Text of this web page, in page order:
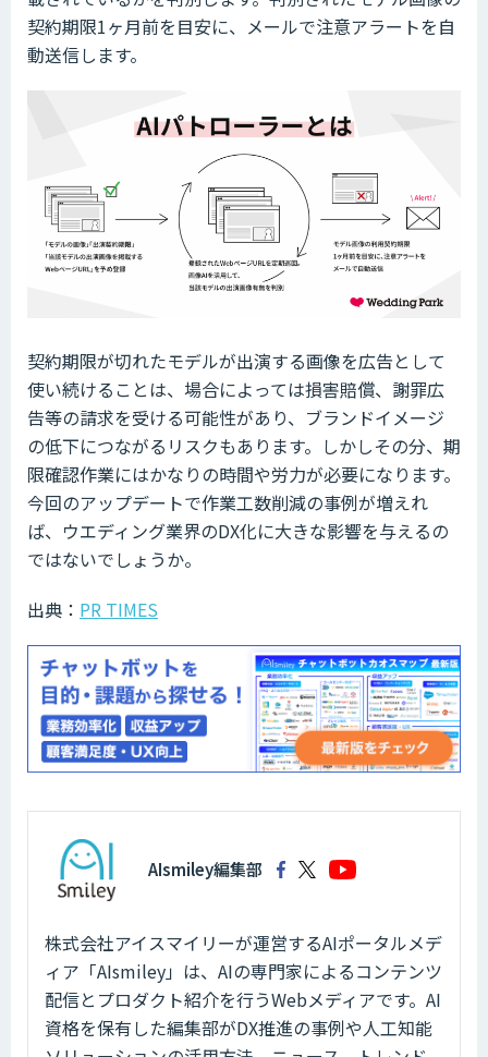
契約期限1ヶ月前を目安に、メールで注意アラートを自
動送信します。
契約期限が切れたモデルが出演する画像を広告として
使い続けることは、場合によっては損害賠償、謝罪広
告等の請求を受ける可能性があり、ブランドイメージ
の低下につながるリスクもあります。しかしその分、期
限確認作業にはかなりの時間や労力が必要になります。
今回のアップデートで作業工数削減の事例が増えれ
ば、ウエディング業界のDX化に大きな影響を与えるの
ではないでしょうか。
出典： PR TIMES
AIsmiley編集部
株式会社アイスマイリーが運営するAIポータルメデ
ィア「AIsmiley」は、AIの専門家によるコンテンツ
配信とプロダクト紹介を行うWebメディアです。AI
資格を保有した編集部がDX推進の事例や人工知能